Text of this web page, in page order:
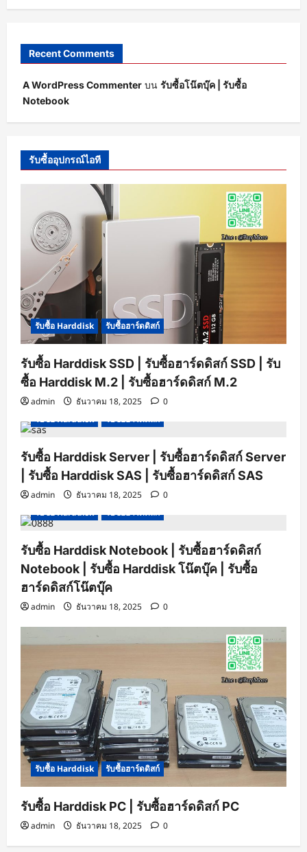
Recent Comments
A WordPress Commenter บน รับซื้อโน๊ตบุ๊ค | รับซื้อ
Notebook
รับซื้ออุปกรณ์ไอที
รับซื้อ Harddisk รับซื้อฮาร์ดดิสก์
รับซื้อ Harddisk SSD | รับซื้อฮาร์ดดิสก์ SSD | รับ
ซื้อ Harddisk M.2 | รับซื้อฮาร์ดดิสก์ M.2
admin ธันวาคม 18, 2025
0
รับซื้อ Harddisk
รับซื้อฮาร์ดดิสก์
รับซื้อ Harddisk Server | รับซื้อฮาร์ดดิสก์ Server
| รับซื้อ Harddisk SAS | รับซื้อฮาร์ดดิสก์ SAS
admin ธันวาคม 18, 2025
0
รับซื้อ Harddisk
รับซื้อฮาร์ดดิสก์
รับซื้อ Harddisk Notebook | รับซื้อฮาร์ดดิสก์
Notebook | รับซื้อ Harddisk โน๊ตบุ๊ค | รับซื้อ
ฮาร์ดดิสก์โน๊ตบุ๊ค
admin ธันวาคม 18, 2025 0
รับซื้อ Harddisk รับซื้อฮาร์ดดิสก์
รับซื้อ Harddisk PC | รับซื้อฮาร์ดดิสก์ PC
admin ธันวาคม 18, 2025 0